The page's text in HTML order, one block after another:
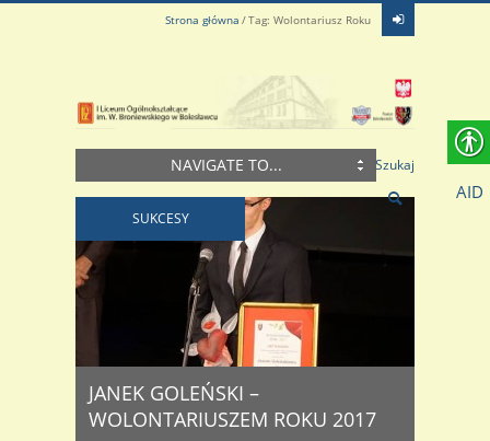
Strona główna Tag: Wolontariusz Roku
NAVIGATE TO... Szukaj
SUKCESY
JANEK GOLEŃSKI –
WOLONTARIUSZEM ROKU 2017
AID